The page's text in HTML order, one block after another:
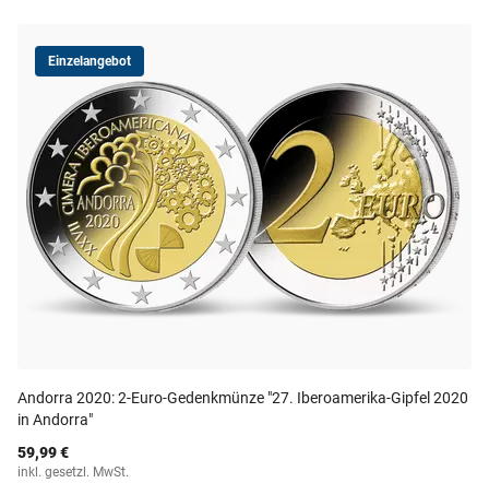
Einzelangebot
Andorra 2020: 2-Euro-Gedenkmünze "27. Iberoamerika-Gipfel 2020
in Andorra"
59,99 €
inkl. gesetzl. MwSt.